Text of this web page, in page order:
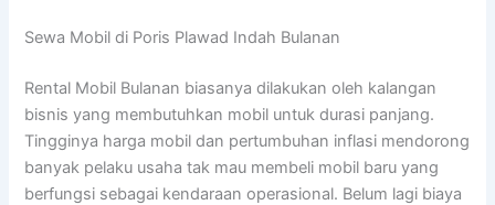
Sewa Mobil di Poris Plawad Indah Bulanan
Rental Mobil Bulanan biasanya dilakukan oleh kalangan
bisnis yang membutuhkan mobil untuk durasi panjang.
Tingginya harga mobil dan pertumbuhan inflasi mendorong
banyak pelaku usaha tak mau membeli mobil baru yang
berfungsi sebagai kendaraan operasional. Belum lagi biaya